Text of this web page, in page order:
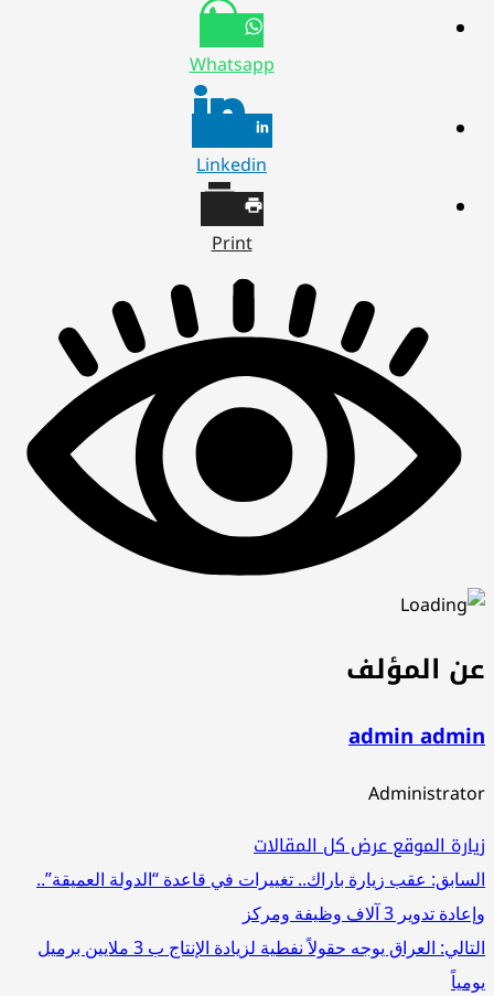
Whatsapp
Linkedin
Print
عن المؤلف
admin admin
Administrator
زيارة الموقععرض كل المقالات
تصفّح
المقالات
السابق: عقب زيارة باراك.. تغييرات في قاعدة “الدولة العميقة”..
وإعادة تدوير 3 آلاف وظيفة ومركز
التالي:
العراق يوجه حقولاً نفطية لزيادة الإنتاج ب 3 ملايين برميل
يومياً